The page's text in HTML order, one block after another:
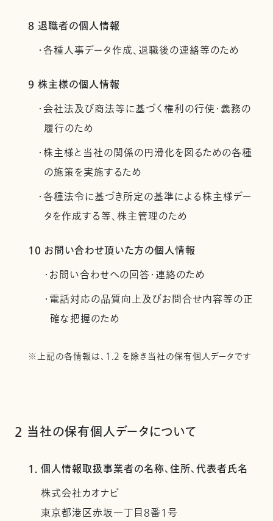
8 退職者の個人情報
・各種人事データ作成、退職後の連絡等のため
9 株主様の個人情報
・会社法及び商法等に基づく権利の行使・義務の
履行のため
・株主様と当社の関係の円滑化を図るための各種
の施策を実施するため
・各種法令に基づき所定の基準による株主様デー
タを作成する等、株主管理のため
10 お問い合わせ頂いた方の個人情報
・お問い合わせへの回答・連絡のため
・電話対応の品質向上及びお問合せ内容等の正
確な把握のため
※上記の各情報は、1.2 を除き当社の保有個人データです
2 当社の保有個人データについて
1. 個人情報取扱事業者の名称、住所、代表者氏名
株式会社カオナビ
東京都港区赤坂一丁目8番1号